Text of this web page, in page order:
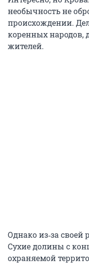
необычность не
происхождении.
коренных народов,
жителей.
Однако из‑за
Сухие долины с
охраняемой